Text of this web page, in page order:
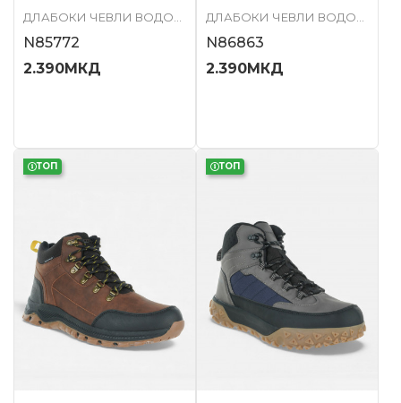
N85772
2.390МКД
N86863
2.390МКД
ТОП ТОП